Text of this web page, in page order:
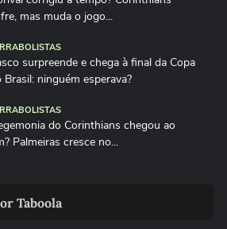
mas muda o jogo...
surpreende e chega à final da Copa
Brasil: ninguém esperava?
do Corinthians chegou ao
Palmeiras cresce no...
Taboola